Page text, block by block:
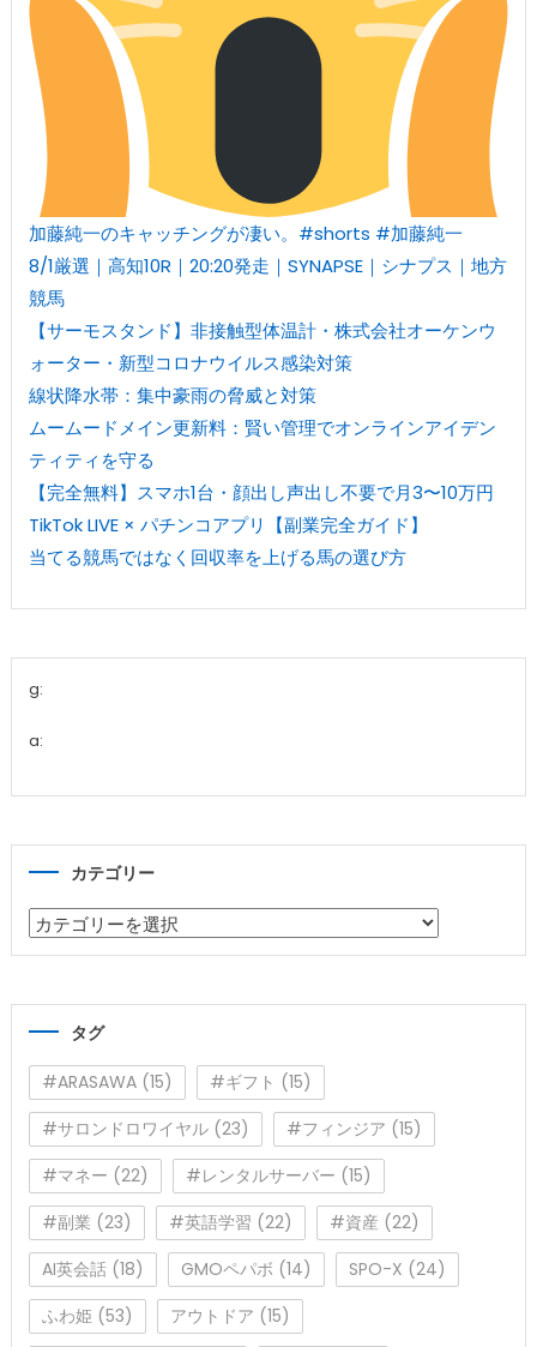
加藤純一のキャッチングが凄い。#shorts #加藤純一
8/1厳選｜高知10R｜20:20発走｜SYNAPSE｜シナプス｜地方
競馬
【サーモスタンド】非接触型体温計・株式会社オーケンウ
ォーター・新型コロナウイルス感染対策
線状降水帯：集中豪雨の脅威と対策
ムームードメイン更新料：賢い管理でオンラインアイデン
ティティを守る
【完全無料】スマホ1台・顔出し声出し不要で月3〜10万円
TikTok LIVE × パチンコアプリ【副業完全ガイド】
当てる競馬ではなく回収率を上げる馬の選び方
g:
a:
カテゴリー
カ
テ
タグ
#ARASAWA(15) #ギフト (15)
#サロンドロワイヤル(23) #フィンジア (15)
#マネー (22) #レンタルサーバー (15)
#副業 (23) #英語学習 (22) #資産 (22)
AI英会話(18) GMOペパボ (14) SPO-X (24)
ふわ姫(53) アウトドア (15)